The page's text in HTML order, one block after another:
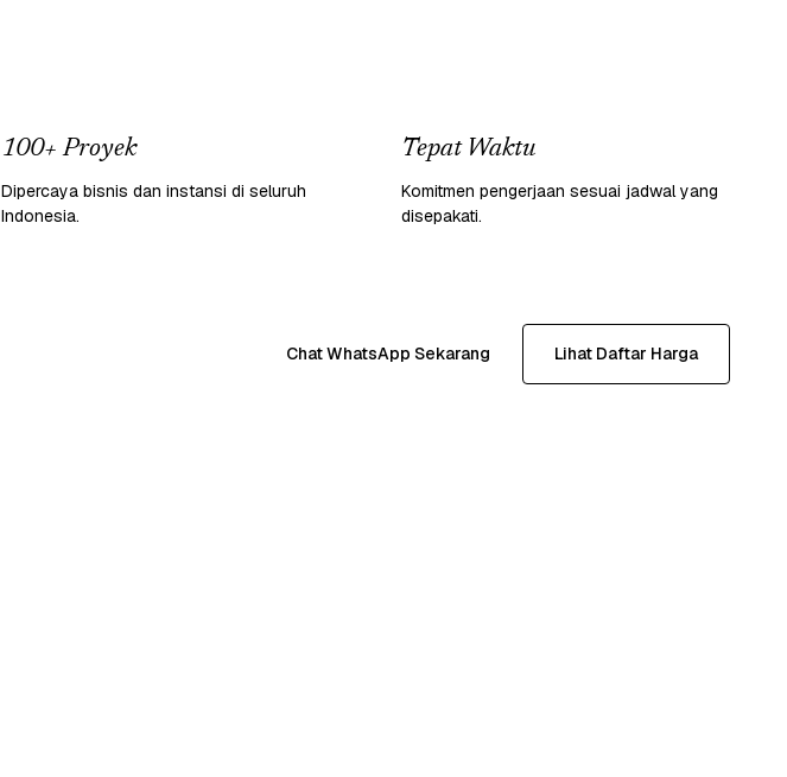
100+ Proyek
Dipercaya bisnis dan instansi di seluruh
Indonesia.
Tepat Waktu
Komitmen pengerjaan sesuai jadwal yang
disepakati.
Chat WhatsApp Sekarang Lihat Daftar Harga